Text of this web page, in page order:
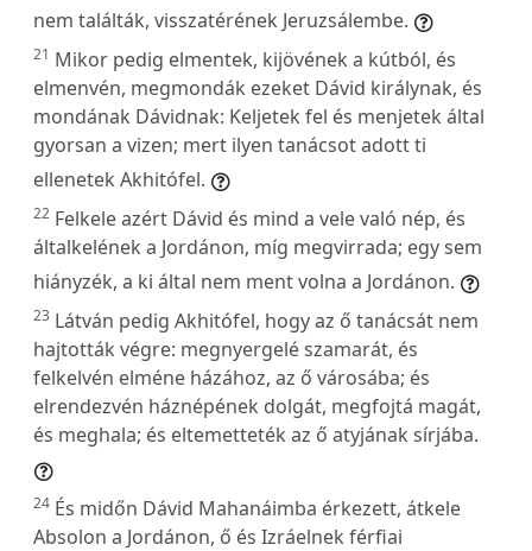
nem találták, visszatérének Jeruzsálembe.
21 Mikor pedig elmentek, kijövének a kútból, és
elmenvén, megmondák ezeket Dávid királynak, és
mondának Dávidnak: Keljetek fel és menjetek által
gyorsan a vizen; mert ilyen tanácsot adott ti
ellenetek Akhitófel.
22 Felkele azért Dávid és mind a vele való nép, és
általkelének a Jordánon, míg megvirrada; egy sem
hiányzék, a ki által nem ment volna a Jordánon.
23 Látván pedig Akhitófel, hogy az ő tanácsát nem
hajtották végre: megnyergelé szamarát, és
felkelvén elméne házához, az ő városába; és
elrendezvén háznépének dolgát, megfojtá magát,
és meghala; és eltemetteték az ő atyjának sírjába.
24 És midőn Dávid Mahanáimba érkezett, átkele
Absolon a Jordánon, ő és Izráelnek férfiai